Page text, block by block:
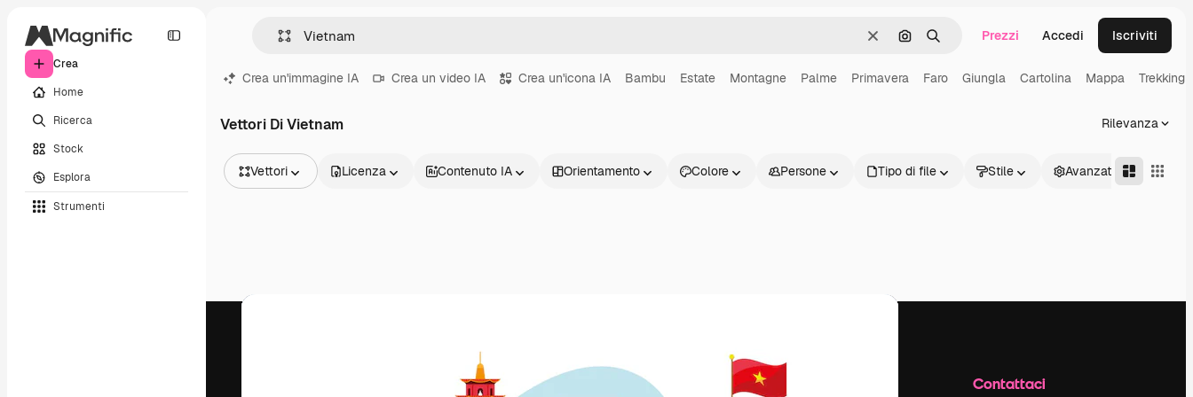
Crea
Home
Ricerca
Stock
Esplora
Strumenti
CancellaCerca per immagine
Ricerca Prezzi Accedi Iscriviti
Crea un'immagine IA Crea un video IA Crea un'icona IA Bambu Estate Montagne Palme Primavera Faro Giungla Cartolina Mappa Trekking
Vettori Di Vietnam Rilevanza
Vettori
Video
Licenza Contenuto IA Orientamento Colore Persone Tipo di file Stile Avanzate
Contattaci